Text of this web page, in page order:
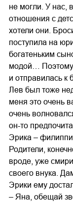
не могли. У нас,
отношения с
хотели они.
поступила на
богатеньким
модой… Поэтому
и отправилась к
Лев был тоже
меня это очень
очень
он-то
Эрика –
Родители,
вроде, уже
своего внука.
Эрики ему
– Яна, обещай